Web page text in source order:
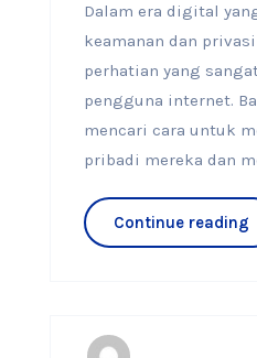
Dalam era digital
keamanan dan
perhatian yang
pengguna internet.
mencari cara untuk
pribadi mereka dan
Continue reading